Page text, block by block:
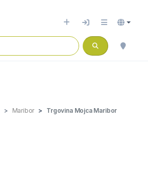
Maribor Trgovina Mojca Maribor